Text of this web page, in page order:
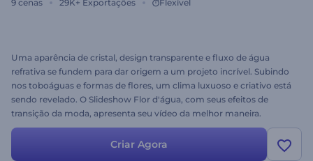
9 cenas 29K+ Exportações Flexível
Uma aparência de cristal, design transparente e fluxo de água
refrativa se fundem para dar origem a um projeto incrível. Subindo
nos toboáguas e formas de flores, um clima luxuoso e criativo está
sendo revelado. O Slideshow Flor d'água, com seus efeitos de
transição da moda, apresenta seu vídeo da melhor maneira.
Impressione seu público e crie apresentações, comerciais,
promoções, apresentações corporativas, prêmios e muito mais.
Envie seus arquivos para seguir sua imaginação! É grátis!
Criar Agora